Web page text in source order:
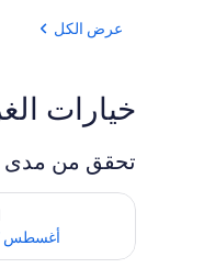
عرض الكل
خيارات
تحقق من مدى
أغسطس 7 - أغسطس 8
تحقق من مدى التوفر